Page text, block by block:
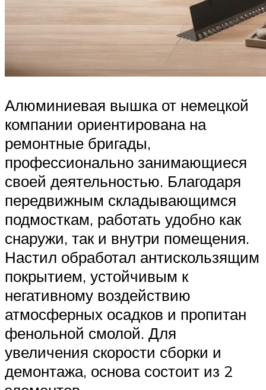
Алюминиевая вышка от немецкой
компании ориентирована на
ремонтные бригады,
профессионально занимающиеся
своей деятельностью. Благодаря
передвижным складывающимся
подмосткам, работать удобно как
снаружи, так и внутри помещения.
Настил обработал антискользящим
покрытием, устойчивым к
негативному воздействию
атмосферных осадков и пропитан
фенольной смолой. Для
увеличения скорости сборки и
демонтажа, основа состоит из 2